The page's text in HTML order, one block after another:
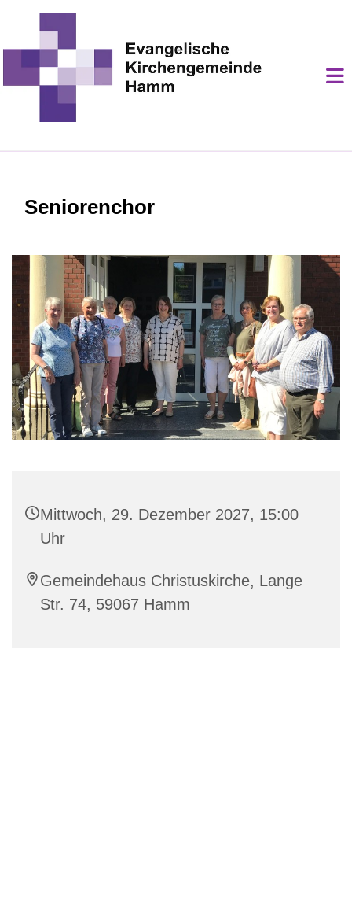
Seniorenchor
Mittwoch, 29. Dezember 2027, 15:00
Uhr
Gemeindehaus Christuskirche, Lange
Str. 74, 59067 Hamm